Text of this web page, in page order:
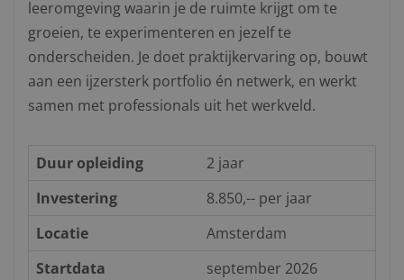
leeromgeving waarin je de ruimte krijgt om te
groeien, te experimenteren en jezelf te
onderscheiden. Je doet praktijkervaring op, bouwt
aan een ijzersterk portfolio én netwerk, en werkt
samen met professionals uit het werkveld.
Duur opleiding
2 jaar
Investering
8.850,-- per jaar
Locatie
Amsterdam
Startdata
september 2026